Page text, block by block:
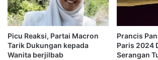
Picu Reaksi, Partai Macron
Tarik Dukungan kepada
Wanita berjilbab
Prancis
Paris 2024
Serangan